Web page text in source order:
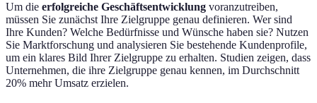
Um die erfolgreiche Geschäftsentwicklung voranzutreiben,
müssen Sie zunächst Ihre Zielgruppe genau definieren. Wer sind
Ihre Kunden? Welche Bedürfnisse und Wünsche haben sie? Nutzen
Sie Marktforschung und analysieren Sie bestehende Kundenprofile,
um ein klares Bild Ihrer Zielgruppe zu erhalten. Studien zeigen, dass
Unternehmen, die ihre Zielgruppe genau kennen, im Durchschnitt
20% mehr Umsatz erzielen.